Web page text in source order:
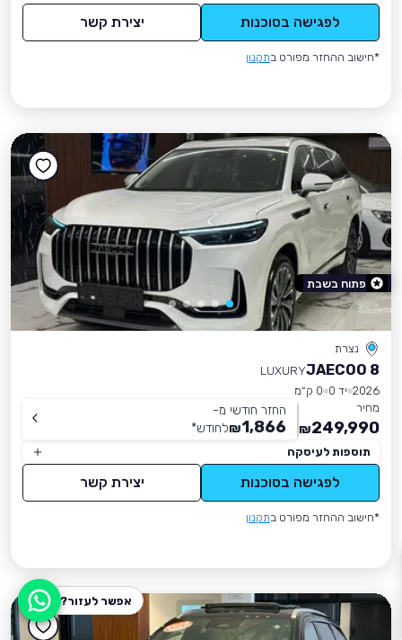
לפגישה בסוכנות יצירת קשר
*חישוב ההחזר מפורט בתקנון
נצרת
JAECOO 8
LUXURY
2026 יד 0
0 ק״מ
מחיר
249,990
₪
החזר חודשי מ-
1,866
₪לחודש*
תוספות לעיסקה
לפגישה בסוכנות יצירת קשר
*חישוב ההחזר מפורט בתקנון
פתוח בשבת
אפשר לעזור?